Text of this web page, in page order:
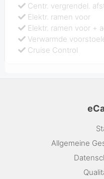
Centr. vergrendel.
Elektr. ramen voor
Elektr. ramen voor +
Verwarmde
Cruise Control
Allgemeine